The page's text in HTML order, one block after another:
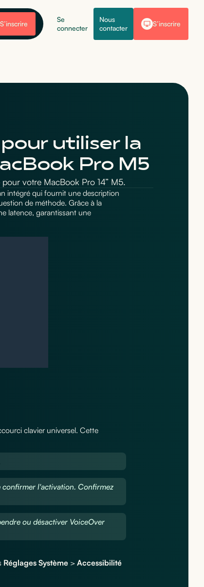
S’inscrire
Se
connecter
Nous
contacter
S’inscrire
utiliser la
Pro M5
votre MacBook Pro 14” M5.
intégré qui fournit une description
de méthode. Grâce à la
latence, garantissant une
clavier universel. Cette
confirmer l'activation. Confirmez
ou désactiver VoiceOver
Réglages Système > Accessibilité